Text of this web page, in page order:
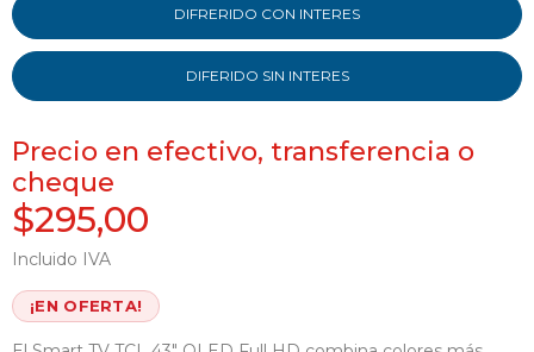
DIFRERIDO CON INTERES
DIFERIDO SIN INTERES
Precio en efectivo, transferencia o
cheque
$295,00
Incluido IVA
¡EN OFERTA!